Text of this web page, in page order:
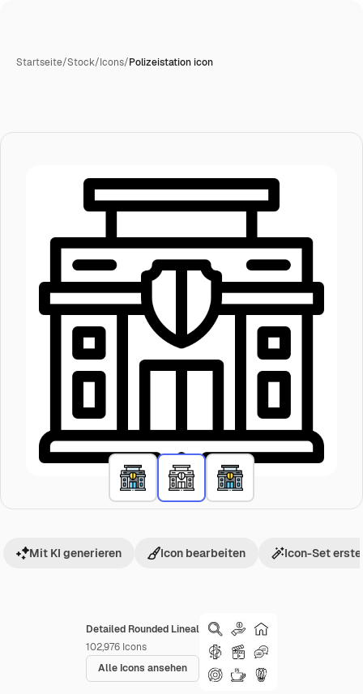
Startseite/Stock/Icons/Polizeistation icon
Detailed Rounded Lineal
102,976 Icons
Alle Icons ansehen
Mit KI generieren Icon bearbeiten Icon-Set